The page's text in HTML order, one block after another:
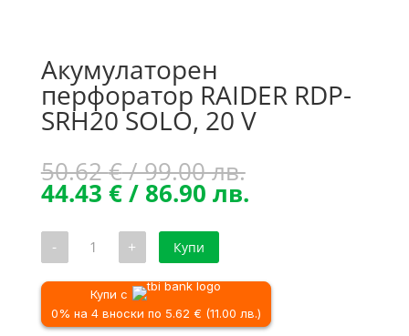
Акумулаторен
перфоратор RAIDER RDP-
SRH20 SOLO, 20 V
50.62€/ 99.00 лв.Original
price
was:
99.00 лв..
44.43 €/ 86.90 лв.Текущата
цена
/
86.90 лв..
- количество
Акумулаторен
перфоратор
RAIDER
RDP-
SRH20
+ Купи
Купи с
0% на 4 вноски по 5.62 € (11.00 лв.)